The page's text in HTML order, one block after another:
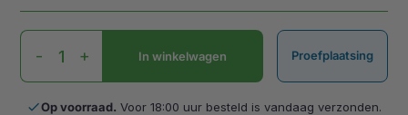
Goldtouch
Numpad
Zwart
aantal
- + In winkelwagen Proefplaatsing
doneOp voorraad. Voor 18:00 uur besteld is vandaag verzonden.